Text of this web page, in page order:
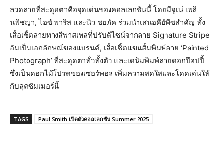
ลวดลายที่สะดุดตาคือจุดเด่นของคอลเลกชันนี้ โดยมีจูเน่ เพลิ
นพิชญา, ไอซ์ พาริส และนิว ชยภัค ร่วมนำเสนอคีย์พีซสำคัญ ทั้ง
เสื้อเชิ้ตลายทางสีพาสเทลที่ปรับดีไซน์จากลาย Signature Stripe
อันเป็นเอกลักษณ์ของแบรนด์, เสื้อเชิ้ตแขนสั้นพิมพ์ลาย ‘Painted
Photograph’ ที่สะดุดตาทั่วทั้งตัว และเดนิมพิมพ์ลายดอกป๊อปปี้
ซึ่งเป็นดอกไม้โปรดของเซอร์พอล เพิ่มความสดใสและโดดเด่นให้
กับลุคซัมเมอร์นี้
TAGS Paul Smith เปิดตัวคอลเลกชัน Summer 2025